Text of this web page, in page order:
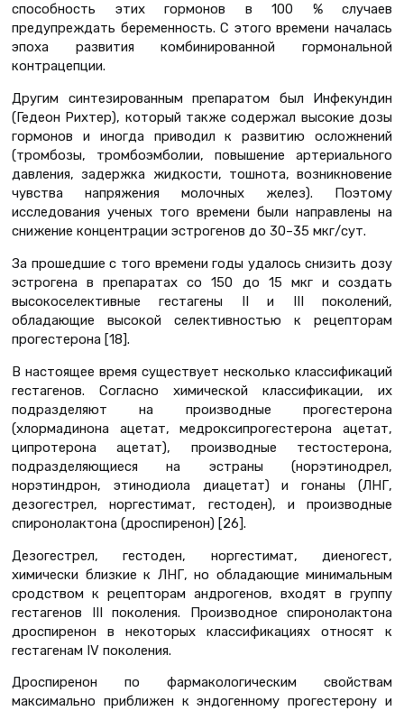
способность этих гормонов в 100 % случаев
предупреждать беременность. С этого времени началась
эпоха развития комбинированной гормональной
контрацепции.
Другим синтезированным препаратом был Инфекундин
(Гедеон Рихтер), который также содержал высокие дозы
гормонов и иногда приводил к развитию осложнений
(тромбозы, тромбоэмболии, повышение артериального
давления, задержка жидкости, тошнота, возникновение
чувства напряжения молочных желез). Поэтому
исследования ученых того времени были направлены на
снижение концентрации эстрогенов до 30–35 мкг/сут.
За прошедшие с того времени годы удалось снизить дозу
эстрогена в препаратах со 150 до 15 мкг и создать
высокоселективные гестагены II и III поколений,
обладающие высокой селективностью к рецепторам
прогестерона [18].
В настоящее время существует несколько классификаций
гестагенов. Согласно химической классификации, их
подразделяют на производные прогестерона
(хлормадинона ацетат, медроксипрогестерона ацетат,
ципротерона ацетат), производные тестостерона,
подразделяющиеся на эстраны (норэтинодрел,
норэтиндрон, этинодиола диацетат) и гонаны (ЛНГ,
дезогестрел, норгестимат, гестоден), и производные
спиронолактона (дроспиренон) [26].
Дезогестрел, гестоден, норгестимат, диеногест,
химически близкие к ЛНГ, но обладающие минимальным
сродством к рецепторам андрогенов, входят в группу
гестагенов III поколения. Производное спиронолактона
дроспиренон в некоторых классификациях относят к
гестагенам IV поколения.
Дроспиренон по фармакологическим свойствам
максимально приближен к эндогенному прогестерону и